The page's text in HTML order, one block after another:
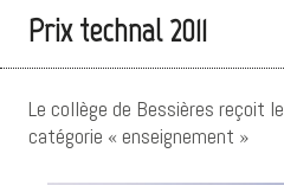
Prix technal 2011
Le collège de Bessières reçoit
catégorie « enseignement »